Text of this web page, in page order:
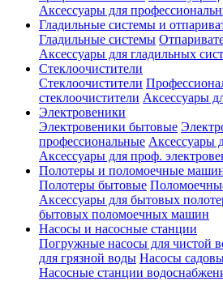
Аксессуары для
Гладильные системы и
Гладильные системы
Аксессуары для гладильных
Стеклоочистители
Стеклоочистители
стеклоочистители Аксессуары
Электровеники
Электровеники бытовые
профессиональные Аксессуары
Аксессуары для проф.
Полотеры и поломоечные
Полотеры бытовые
Аксессуары для бытовых
бытовых поломоечных машин
Насосы и насосные станции
Погружные насосы для чистой
для грязной воды Насосы
Насосные станции